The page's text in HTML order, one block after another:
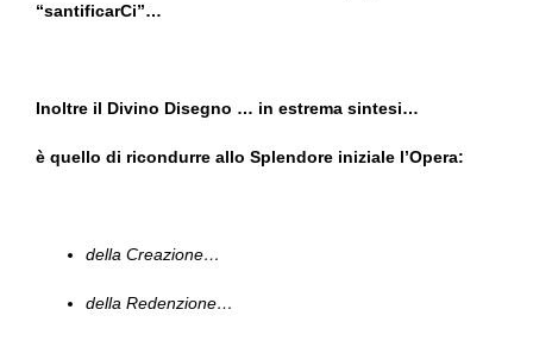
“santificarCi”…
Inoltre il Divino Disegno … in estrema sintesi…
è quello di ricondurre allo Splendore iniziale l’Opera:
della Creazione…
della Redenzione…